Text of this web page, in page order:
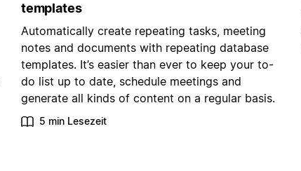
templates
Automatically create repeating tasks, meeting
notes and documents with repeating database
templates. It’s easier than ever to keep your to-
do list up to date, schedule meetings and
generate all kinds of content on a regular basis.
5 min Lesezeit